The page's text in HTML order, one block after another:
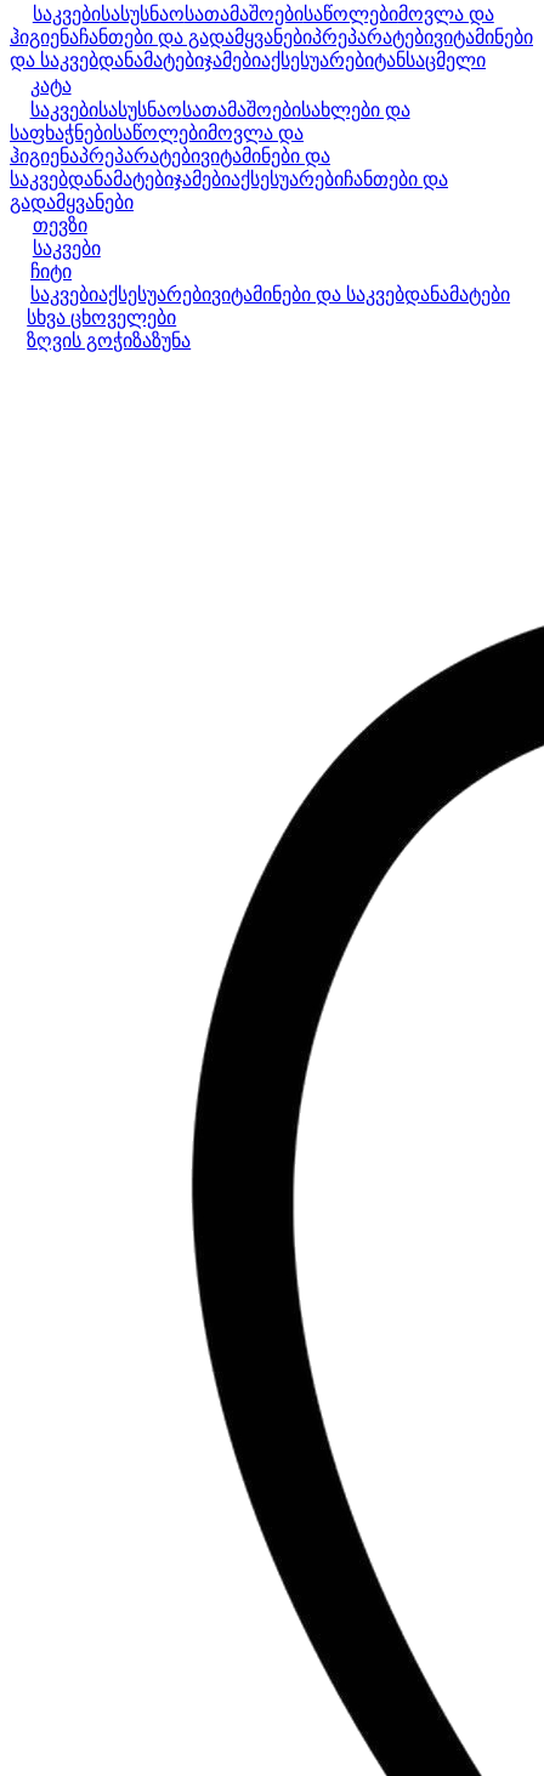
საკვებისასუსნაოსათამაშოებისაწოლებიმოვლა და
ჰიგიენაჩანთები და გადამყვანებიპრეპარატებივიტამინები
და საკვებდანამატებიჯამებიაქსესუარებიტანსაცმელი
კატა
საკვებისასუსნაოსათამაშოებისახლები და
საფხაჭნებისაწოლებიმოვლა და
ჰიგიენაპრეპარატებივიტამინები და
საკვებდანამატებიჯამებიაქსესუარებიჩანთები და
გადამყვანები
თევზი
საკვები
ჩიტი
საკვებიაქსესუარებივიტამინები და საკვებდანამატები
სხვა ცხოველები
ზღვის გოჭიზაზუნა